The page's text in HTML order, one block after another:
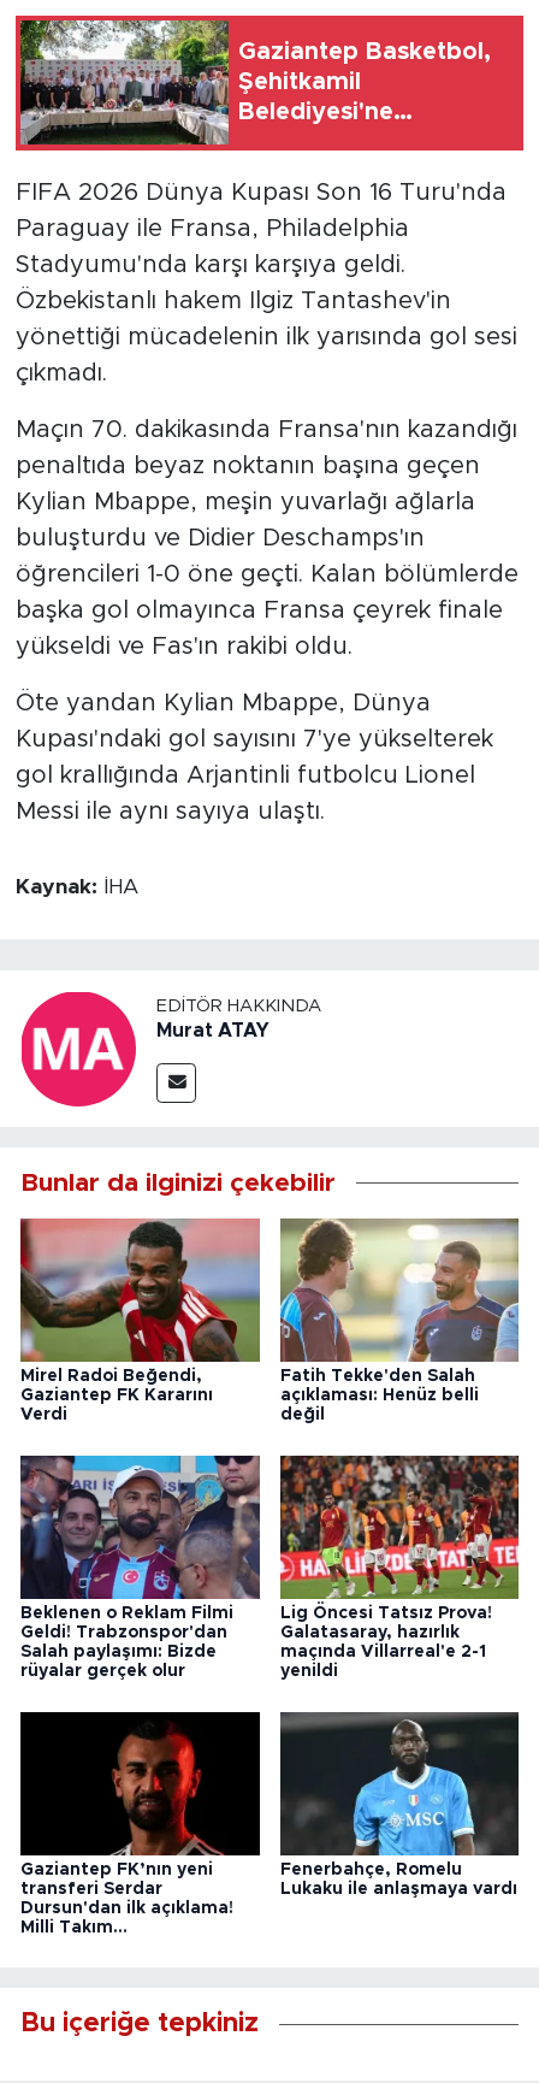
Gaziantep Basketbol,
Şehitkamil
Belediyesi'ne
FIFA 2026 Dünya Kupası Son 16 Turu'nda
Paraguay ile Fransa, Philadelphia
Stadyumu'nda karşı karşıya geldi.
Özbekistanlı hakem Ilgiz Tantashev'in
yönettiği mücadelenin ilk yarısında gol sesi
çıkmadı.
Maçın 70. dakikasında Fransa'nın kazandığı
penaltıda beyaz noktanın başına geçen
Kylian Mbappe, meşin yuvarlağı ağlarla
buluşturdu ve Didier Deschamps'ın
öğrencileri 1-0 öne geçti. Kalan bölümlerde
başka gol olmayınca Fransa çeyrek finale
yükseldi ve Fas'ın rakibi oldu.
Öte yandan Kylian Mbappe, Dünya
Kupası'ndaki gol sayısını 7'ye yükselterek
gol krallığında Arjantinli futbolcu Lionel
Messi ile aynı sayıya ulaştı.
Kaynak: İHA
EDITÖR HAKKINDA
Murat ATAY
Bunlar da ilginizi çekebilir
Mirel Radoi Beğendi,
Gaziantep FK Kararını
Verdi
Fatih Tekke'den Salah
açıklaması: Henüz belli
değil
Beklenen o Reklam Filmi
Geldi! Trabzonspor'dan
Salah paylaşımı: Bizde
rüyalar gerçek olur
Lig Öncesi Tatsız Prova!
Galatasaray, hazırlık
maçında Villarreal'e 2-1
yenildi
Gaziantep FK’nın yeni
transferi Serdar
Dursun'dan ilk açıklama!
Milli Takım...
Fenerbahçe, Romelu
Lukaku ile anlaşmaya vardı
Bu içeriğe tepkiniz